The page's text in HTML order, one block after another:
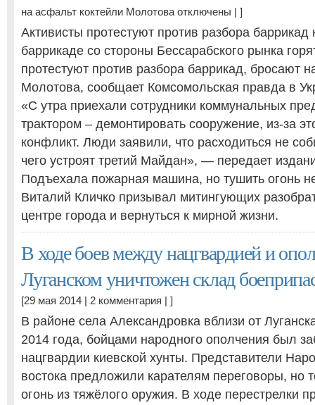
на асфальт коктейли Молотова отключены | ]
Активисты протестуют против разбора
баррикаде со стороны Бессарабского рынка
протестуют против разбора баррикад, бросают
Молотова, сообщает Комсомольская правда в
«С утра приехали сотрудники коммунальных
трактором – демонтировать сооружение, из-за
конфликт. Люди заявили, что расходиться не
чего устроят третий Майдан», — передает
Подъехала пожарная машина, но тушить огонь
Виталий Кличко призывал митингующих
центре города и вернуться к мирной жизни.
В ходе боев между нацгвардией и
Луганском уничтожен склад
[29 мая 2014 | 2 комментария | ]
В районе села Александровка вблизи от
2014 года, бойцами народного ополчения был
нацгвардии киевской хунты. Представители
востока предложили карателям переговоры, но
огонь из тяжёлого оружия. В ходе перестрелки